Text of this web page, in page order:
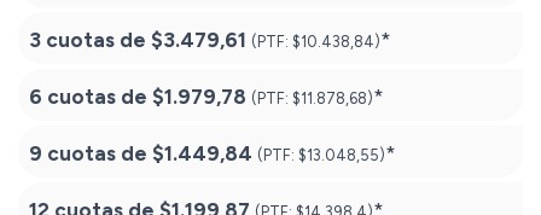
3 cuotas de $3.479,61 (PTF: $10.438,84)*
6 cuotas de $1.979,78 (PTF: $11.878,68)*
9 cuotas de $1.449,84 (PTF: $13.048,55)*